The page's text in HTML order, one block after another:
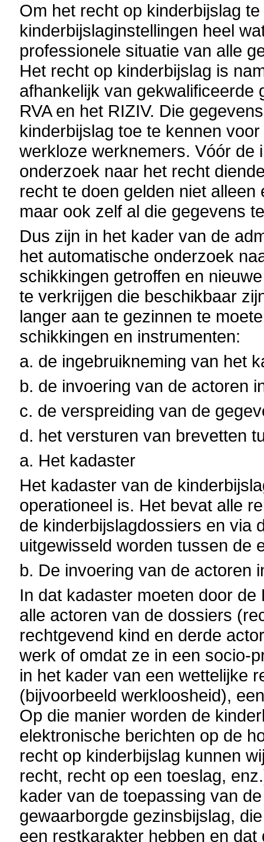
Om het recht op kinderbijslag
kinderbijslaginstellingen heel
professionele situatie van alle
Het recht op kinderbijslag is
afhankelijk van gekwalificeerde
RVA en het RIZIV. Die
kinderbijslag toe te kennen
werkloze werknemers. Vóór de
onderzoek naar het recht
recht te doen gelden niet
maar ook zelf al die gegevens
Dus zijn in het kader van de
het automatische onderzoek
schikkingen getroffen en
te verkrijgen die beschikbaar
langer aan te gezinnen te
schikkingen en instrumenten:
a. de ingebruikneming van het
b. de invoering van de actoren
c. de verspreiding van de
d. het versturen van brevetten
a. Het kadaster
Het kadaster van de
operationeel is. Het bevat alle
de kinderbijslagdossiers en via
uitgewisseld worden tussen de
b. De invoering van de actoren
In dat kadaster moeten door
alle actoren van de dossiers
rechtgevend kind en derde
werk of omdat ze in een socio-
in het kader van een wettelijke
(bijvoorbeeld werkloosheid),
Op die manier worden de
elektronische berichten op de
recht op kinderbijslag kunnen
recht, recht op een toeslag,
kader van de toepassing van
gewaarborgde gezinsbijslag,
een restkarakter hebben en